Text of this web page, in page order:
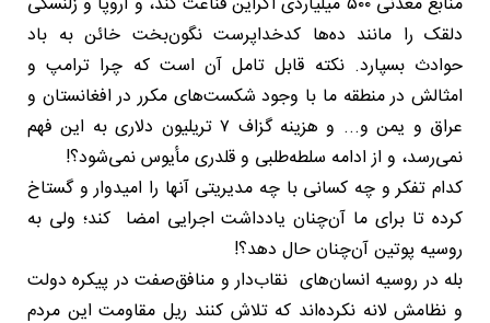
دلقک را مانند ده‌ها کدخداپرست نگون‌بخت خائن به باد
حوادث بسپارد. نکته قابل تامل آن است که چرا ترامپ و
امثالش در منطقه ما با وجود شکست‌های مکرر در افغانستان و
عراق و یمن و... و هزینه گزاف ۷ تریلیون دلاری به این فهم
نمی‌رسد، و از ادامه سلطه‌طلبی و قلدری مأیوس نمی‌شود؟!
کدام تفکر و چه کسانی با چه مدیریتی آنها را امیدوار و گستاخ
کرده تا برای ما آن‌چنان یادداشت اجرایی امضا کند؛ ولی به
روسیه پوتین آن‌چنان حال دهد؟!
بله در روسیه انسان‌های نقاب‌دار و منافق‌صفت در پیکره دولت
و نظامش لانه نکرده‌اند که تلاش کنند ریل مقاومت این مردم